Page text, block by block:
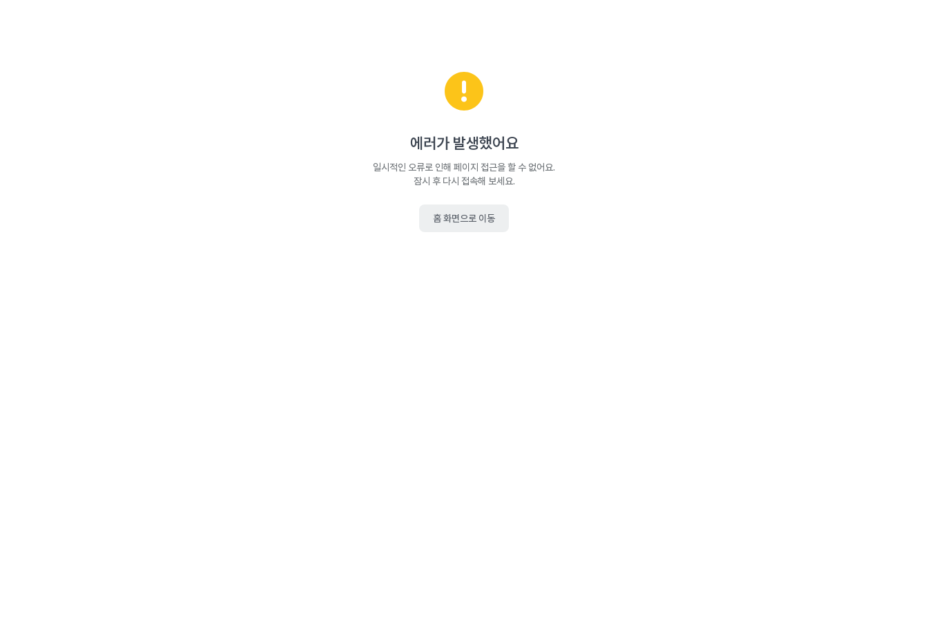
에러가 발생했어요
일시적인 오류로 인해 페이지 접근을 할 수 없어요.
잠시 후 다시 접속해 보세요.
홈 화면으로 이동